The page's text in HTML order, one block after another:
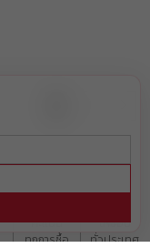
คะแนน
ทุกการซื้อ
ให้ช้อป
ทั่วประเทศ